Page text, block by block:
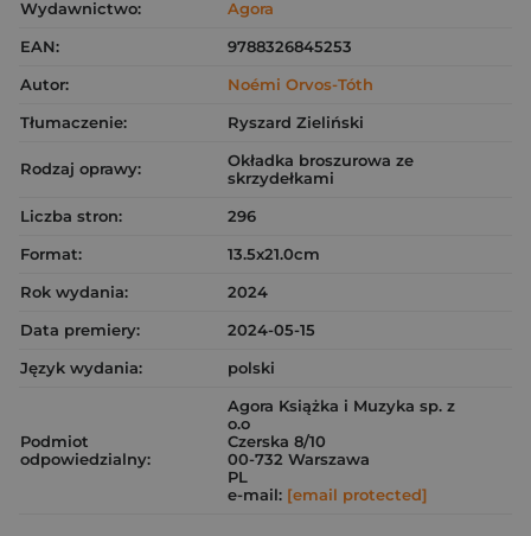
Wydawnictwo:
Agora
EAN:
9788326845253
Autor:
Noémi Orvos-Tóth
Tłumaczenie:
Ryszard Zieliński
Rodzaj oprawy:
Okładka broszurowa ze
skrzydełkami
Liczba stron:
296
Format:
13.5x21.0cm
Rok wydania:
2024
Data premiery:
2024-05-15
Język wydania:
polski
Podmiot
odpowiedzialny:
Agora Książka i Muzyka sp. z
o.o
Czerska 8/10
00-732 Warszawa
PL
e-mail: [email protected]